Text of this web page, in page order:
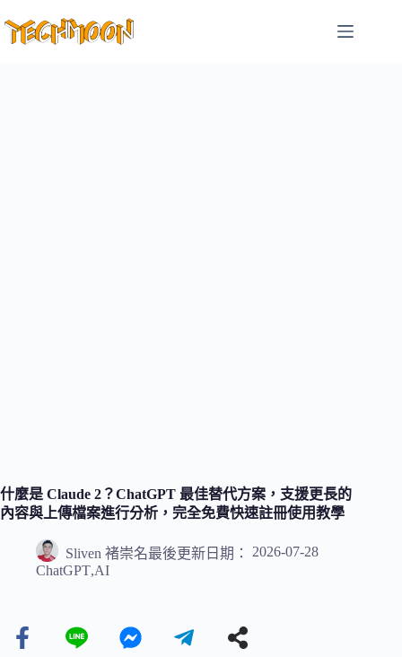
至
什麼是 Claude 2？ChatGPT 最佳替代方案，支援更長的
內容與上傳檔案進行分析，完全免費快速註冊使用教學
Sliven 褚崇名最後更新日期：
2026-07-28
ChatGPT,AI